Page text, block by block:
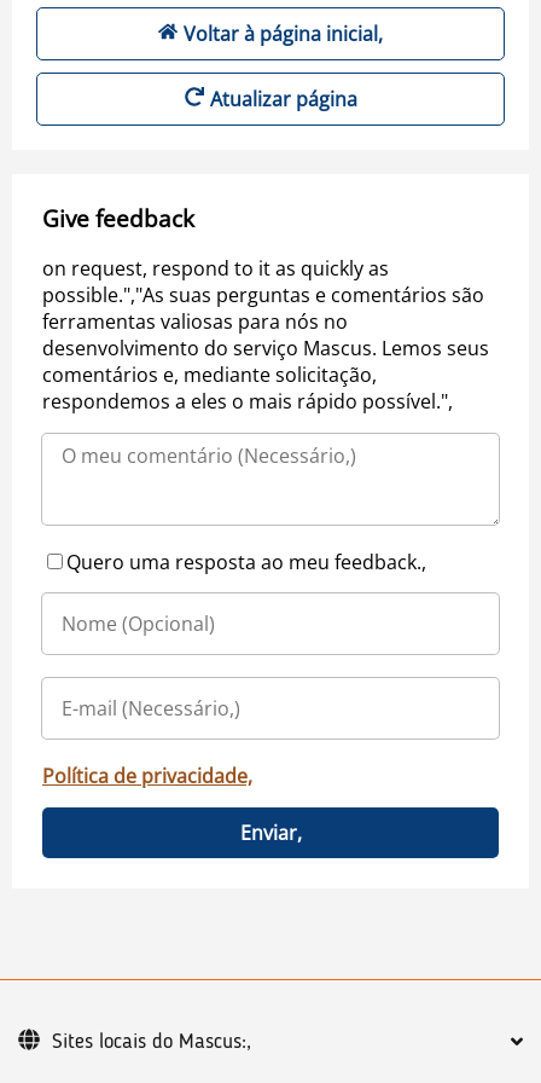
Voltar à página inicial,
Atualizar página
Give feedback
on request, respond to it as quickly as
possible.","As suas perguntas e comentários são
ferramentas valiosas para nós no
desenvolvimento do serviço Mascus. Lemos seus
comentários e, mediante solicitação,
respondemos a eles o mais rápido possível.",
Quero uma resposta ao meu feedback.,
Política de privacidade,
Enviar,
Sites locais do Mascus:,